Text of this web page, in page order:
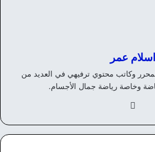
اسلام عمر
وكاتب محتوي ترفيهي في العديد من
وخاصة رياضة جمال الأجسام.
وك